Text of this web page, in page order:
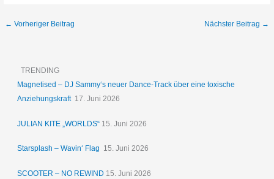
← Vorheriger Beitrag Nächster Beitrag →
TRENDING
Magnetised – DJ Sammy‘s neuer Dance-Track über eine toxische
Anziehungskraft 17. Juni 2026
JULIAN KITE „WORLDS“ 15. Juni 2026
Starsplash – Wavin‘ Flag 15. Juni 2026
SCOOTER – NO REWIND 15. Juni 2026